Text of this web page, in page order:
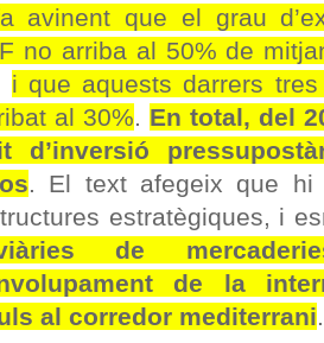
avinent que el grau
no arriba al 50% de
i que aquests darrers
al 30%. En total, del
d’inversió
. El text afegeix que hi
estratègiques, i
de
de la
al corredor mediterrani.